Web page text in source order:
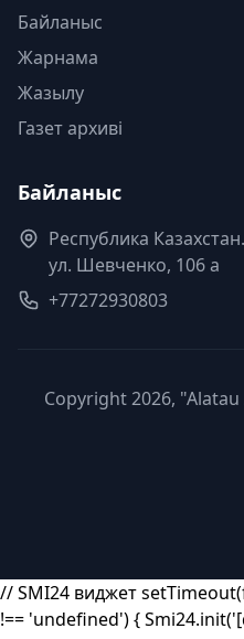
Байланыс
Жарнама
Жазылу
Газет архиві
Байланыс
Республика
ул. Шевченко, 106 а
+77272930803
Copyright 2026,
// SMI24 виджет
!== 'undefined') {